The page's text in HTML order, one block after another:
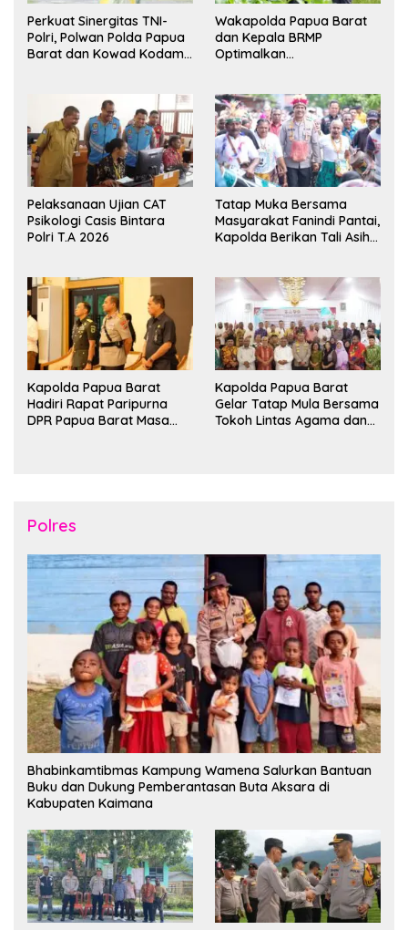
Perkuat Sinergitas TNI-
Polri, Polwan Polda Papua
Barat dan Kowad Kodam
Persahabatan
Wakapolda Papua Barat
dan Kepala BRMP
Optimalkan
Pangan Papua Barat
Pelaksanaan Ujian CAT
Psikologi Casis Bintara
Polri T.A 2026
Tatap Muka Bersama
Masyarakat Fanindi Pantai,
Kapolda Berikan Tali Asih
Kapolda Papua Barat
Hadiri Rapat Paripurna
DPR Papua Barat Masa
Kapolda Papua Barat
Gelar Tatap Mula Bersama
Tokoh Lintas Agama dan
Polres
Bhabinkamtibmas Kampung Wamena Salurkan Bantuan
Buku dan Dukung Pemberantasan Buta Aksara di
Kabupaten Kaimana